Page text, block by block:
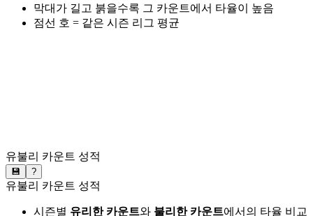
막대가 길고 붉을수록 그 카운트에서 타율이 높음
점선 호 = 같은 시즌 리그 평균
유불리 카운트 성적
💾 ?
유불리 카운트 성적
시즌별 유리한 카운트와 불리한 카운트에서의 타율 비교